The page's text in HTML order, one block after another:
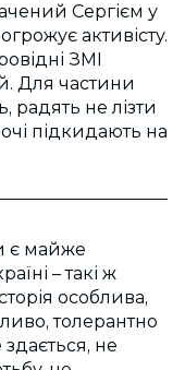
Сергієм у
активісту.
ЗМІ
Для частини
радять не лізти
підкидають на
є майже
– такі ж
особлива,
толерантно
здається, не